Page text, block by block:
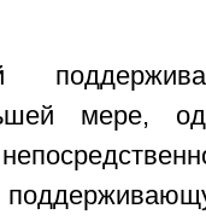
мере,